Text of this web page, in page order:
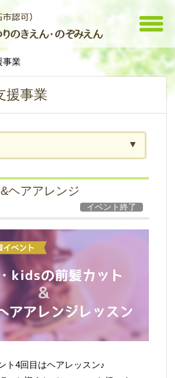
toggle
事業
援事業
ヘアアレンジ
イベント終了
ト4回目はヘアレッスン♪